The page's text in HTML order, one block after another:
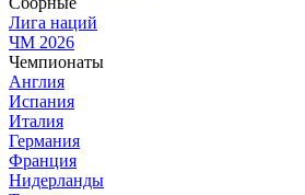
Лига наций
ЧМ 2026
Чемпионаты
Англия
Испания
Италия
Германия
Франция
Нидерланды